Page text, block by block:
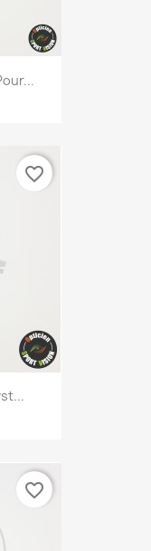
favorite_border
favorite_border